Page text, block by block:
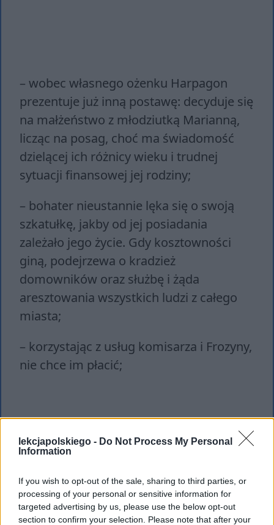
lekcjapolskiego - Do Not Process My Personal
Information
If you wish to opt-out of the sale, sharing to third parties, or
processing of your personal or sensitive information for
targeted advertising by us, please use the below opt-out
section to confirm your selection. Please note that after your
– wobec własnego ożenku Harpagon
prezentuje już inną postawę: decyduje się
na małżeństwo z młodziutką Marianną,
licząc na posag, choć ma świadomość
dzielącej ich różnicy wieku i trudnej
sytuacji finansowej jej rodziny;
– bohater nieustannie lęka się o swoją
szkatułkę, jakby od jej posiadania
zależało jego życie. Gdy kosztowności
giną, podejrzewa o kradzież
domowników oraz służbę i żąda
aresztowania wszystkich ludzi z całego
miasta;
– korzystając z usług komisarza i Frozyny,
nie chce im płacić;